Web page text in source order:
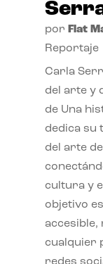
por Flat
Reportaje
Carla
del arte y
de Una
dedica su
del arte
cultura y
objetivo
cualquier
redes